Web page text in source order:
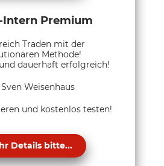
Intern Premium
Traden mit der
Methode!
dauerhaft erfolgreich!
Weisenhaus
und kostenlos testen!
Details bitte...